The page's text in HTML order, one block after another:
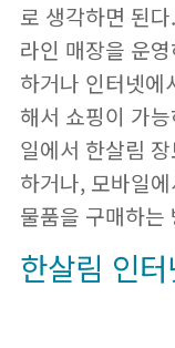
로 생각하면 된
라인 매장을 운
하거나 인터넷에
해서 쇼핑이 가
일에서 한살림
하거나, 모바일
물품을 구매하는
한살림 인